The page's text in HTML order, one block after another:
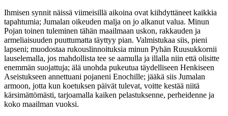
Ihmisen synnit näissä viimeisillä aikoina ovat kiihdyttäneet kaikkia
tapahtumia; Jumalan oikeuden malja on jo alkanut valua. Minun
Pojan toinen tuleminen tähän maailmaan uskon, rakkauden ja
armeliaisuuden puuttumatta täyttyy pian. Valmistukaa siis, pieni
lapseni; muodostaa rukouslinnoituksia minun Pyhän Ruusukkornii
lauselemalla, jos mahdollista tee se aamulla ja illalla niin että olisitte
enemmän suojattuja; älä unohda pukeutua täydelliseen Henkiseen
Aseistukseen annettuani pojaneni Enochille; jääkä siis Jumalan
armoon, jotta kun koetuksen päivät tulevat, voitte kestää niitä
kärsimättömästi, tarjoamalla kaiken pelastuksenne, perheidenne ja
koko maailman vuoksi.